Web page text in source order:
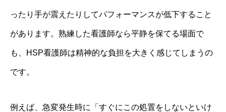
ったり手が震えたりしてパフォーマンスが低下すること
があります。熟練した看護師なら平静を保てる場面で
も、HSP看護師は精神的な負担を大きく感じてしまうの
です。
例えば、急変発生時に「すぐにこの処置をしないといけ